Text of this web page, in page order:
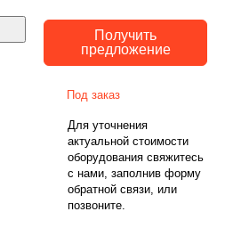
Получить
предложение
Под заказ
Для уточнения
актуальной стоимости
оборудования свяжитесь
с нами, заполнив форму
обратной связи, или
позвоните.